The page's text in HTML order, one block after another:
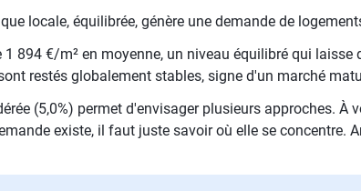
locale, équilibrée, génère une demande de
1 894 €/m² en moyenne, un niveau équilibré qui
restés globalement stables, signe d'un marché
(5,0%) permet d'envisager plusieurs approches. À
existe, il faut juste savoir où elle se concentre.